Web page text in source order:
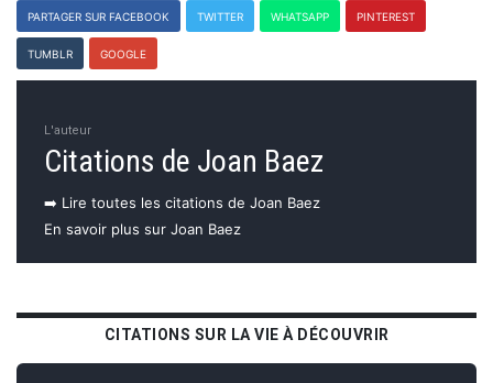
PARTAGER SUR FACEBOOK TWITTER WHATSAPP PINTEREST
TUMBLR GOOGLE
L'auteur
Citations de Joan Baez
➡️ Lire toutes les citations de Joan Baez
En savoir plus sur Joan Baez
CITATIONS SUR LA VIE À DÉCOUVRIR